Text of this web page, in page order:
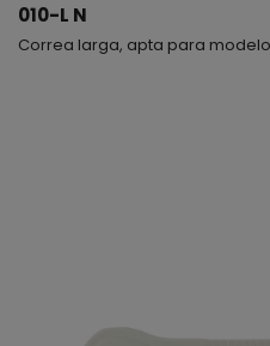
010-L N
Correa larga, apta para